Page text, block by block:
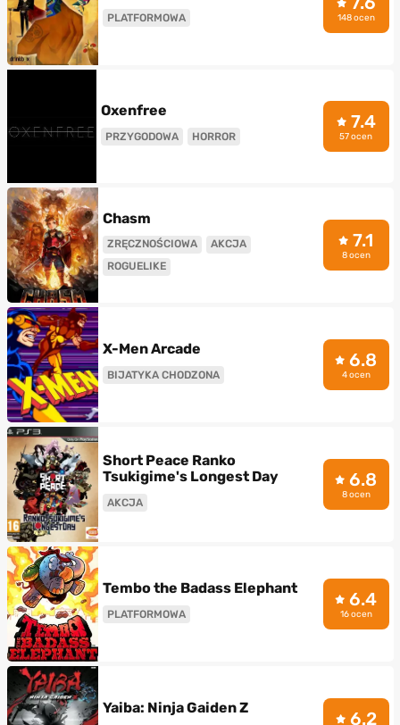
PLATFORMOWA 148 ocen
Oxenfree
PRZYGODOWA HORROR
7.4
57 ocen
Chasm
ZRĘCZNOŚCIOWA
AKCJA
ROGUELIKE
7.1
8 ocen
X-Men Arcade
BIJATYKA CHODZONA
6.8
4 ocen
Short Peace Ranko
Tsukigime's Longest Day
AKCJA
6.8
8 ocen
Tembo the Badass Elephant
PLATFORMOWA
6.4
16 ocen
Yaiba: Ninja Gaiden Z 6.2